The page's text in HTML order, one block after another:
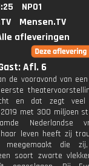
NPO1
Mensen.TV
afleveringen
Afl. 6
de vooravond van
en dat zegt
met 300 miljoen
Nederlandse
leven heeft zij
meegemaakt die
soort zwarte